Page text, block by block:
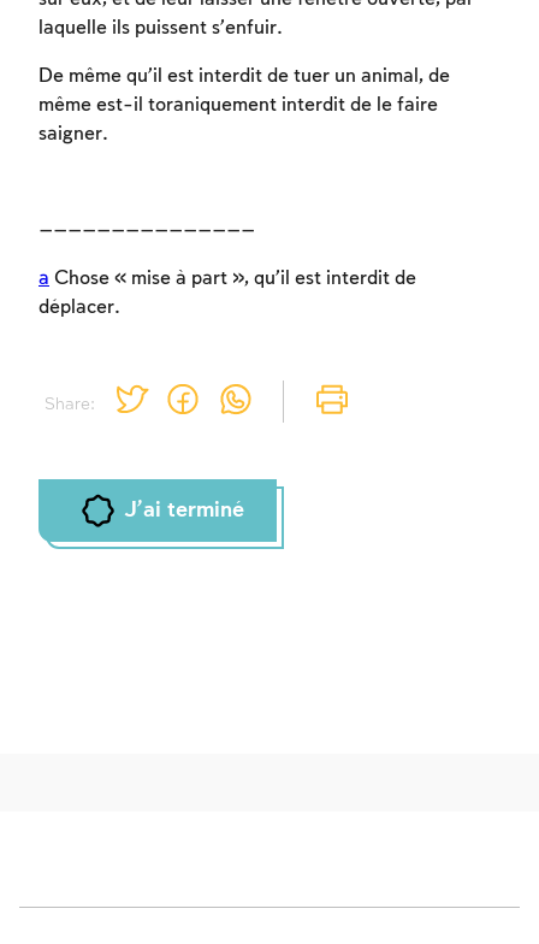
Share:
laquelle ils puissent s’enfuir.
De même qu’il est interdit de tuer un animal, de
même est-il toraniquement interdit de le faire
saigner.
———————————————
a Chose « mise à part », qu’il est interdit de
déplacer.
J'ai terminé